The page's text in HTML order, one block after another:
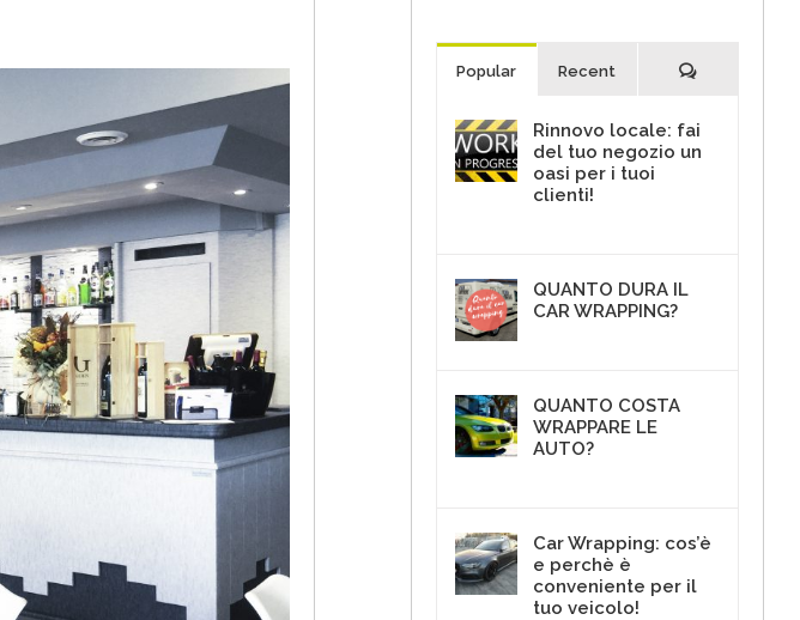
Popular Recent Commenti
Rinnovo locale: fai
del tuo negozio un
oasi per i tuoi
clienti!
QUANTO DURA IL
CAR WRAPPING?
QUANTO COSTA
WRAPPARE LE
AUTO?
Car Wrapping: cos’è
e perchè è
conveniente per il
tuo veicolo!